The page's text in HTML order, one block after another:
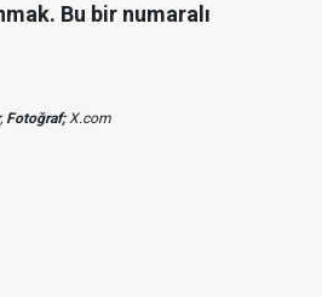
Bu bir numaralı
Fotoğraf;X.com